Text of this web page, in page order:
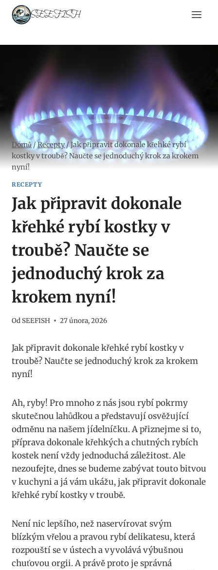
Přeskočit
SEEFISH
Domů / Recepty/Jak připravit dokonale křehké rybí
kostky v troubě? Naučte se jednoduchý krok za krokem
nyní!
RECEPTY
Jak připravit dokonale
křehké rybí kostky v
troubě? Naučte se
jednoduchý krok za
krokem nyní!
Od SEEFISH 27 února, 2026
Jak připravit dokonale křehké rybí kostky v
troubě? Naučte se jednoduchý krok za krokem
nyní!
Ah, ryby! Pro mnoho z nás jsou rybí pokrmy
skutečnou lahůdkou a představují osvěžující
odměnu na našem jídelníčku. A přiznejme si to,
příprava dokonale křehkých a chutných rybích
kostek není vždy jednoduchá záležitost. Ale
nezoufejte, dnes se budeme zabývat touto bitvou
v kuchyni a já vám ukážu, jak připravit dokonale
křehké rybí kostky v troubě.
Není nic lepšího, než naservírovat svým
blízkým vřelou a pravou rybí delikatesu, která
rozpouští se v ústech a vyvolává výbušnou
chuťovou orgii. A právě proto je správná